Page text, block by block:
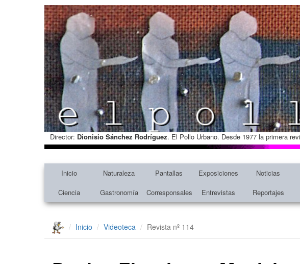
Director: Dionisio Sánchez Rodríguez. El Pollo Urbano. Desde 1977 la primera
Inicio Naturaleza Pantallas Exposiciones Noticias
Ciencia
Gastronomía Corresponsales Entrevistas Reportajes
Inicio Videoteca Revista nº 114